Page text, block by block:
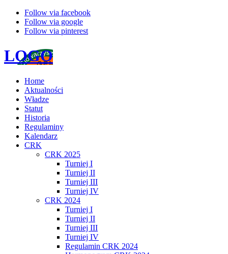
Follow via facebook
Follow via google
Follow via pinterest
LOGO
Home
Aktualności
Władze
Statut
Historia
Regulaminy
Kalendarz
CRK
CRK 2025
Turniej I
Turniej II
Turniej III
Turniej IV
CRK 2024
Turniej I
Turniej II
Turniej III
Turniej IV
Regulamin CRK 2024